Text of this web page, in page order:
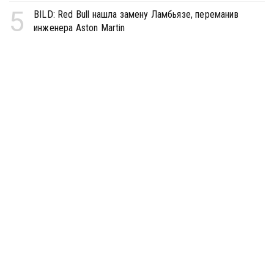
5
BILD: Red Bull нашла замену Ламбьязе, переманив
инженера Aston Martin